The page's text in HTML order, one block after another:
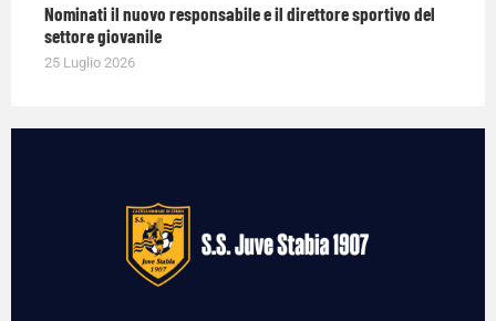
Nominati il nuovo responsabile e il direttore sportivo del
settore giovanile
25 Luglio 2026